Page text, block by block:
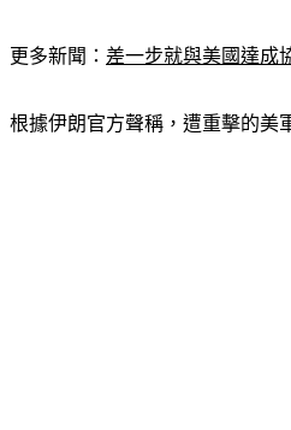
更多新聞： 差一步就與美國達成
根據伊朗官方聲稱，遭重擊的美